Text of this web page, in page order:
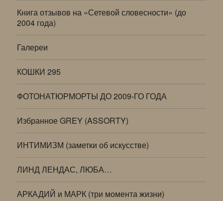
Книга отзывов на «Сетевой словесности» (до
2004 года)
Галереи
КОШКИ 295
ФОТОНАТЮРМОРТЫ ДО 2009-ГО ГОДА
Избранное GREY (ASSORTY)
ИНТИМИЗМ (заметки об искусстве)
ЛИНД ЛЕНДАС, ЛЮБА…
АРКАДИЙ и МАРК (три момента жизни)